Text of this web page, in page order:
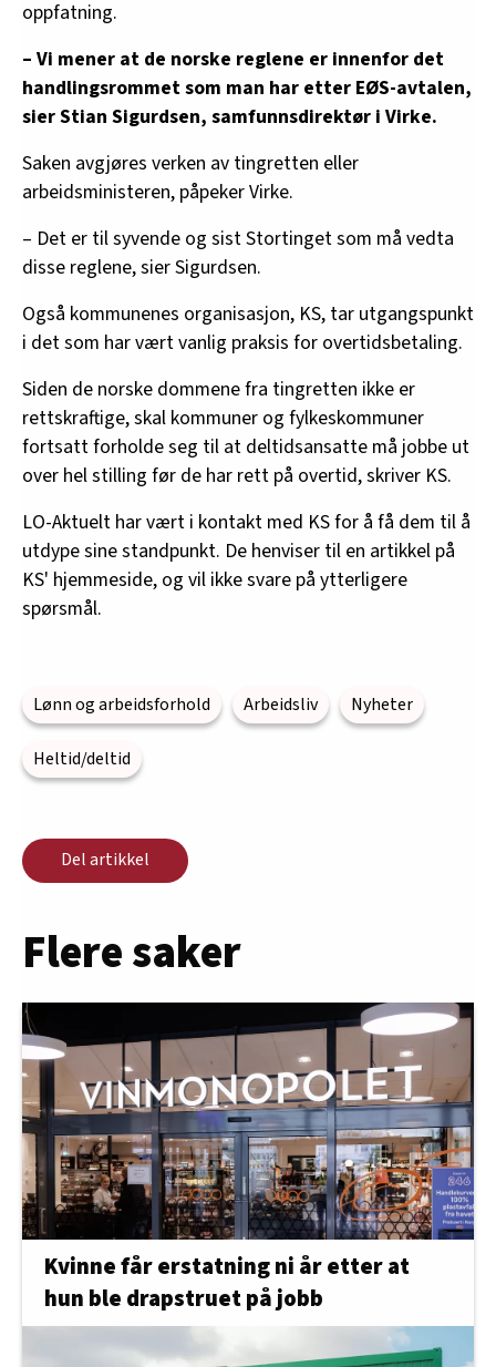
oppfatning.
– Vi mener at de norske reglene er innenfor det
handlingsrommet som man har etter EØS-avtalen,
sier Stian Sigurdsen, samfunnsdirektør i Virke.
Saken avgjøres verken av tingretten eller
arbeidsministeren, påpeker Virke.
– Det er til syvende og sist Stortinget som må vedta
disse reglene, sier Sigurdsen.
Også kommunenes organisasjon, KS, tar utgangspunkt
i det som har vært vanlig praksis for overtidsbetaling.
Siden de norske dommene fra tingretten ikke er
rettskraftige, skal kommuner og fylkeskommuner
fortsatt forholde seg til at deltidsansatte må jobbe ut
over hel stilling før de har rett på overtid, skriver KS.
LO-Aktuelt har vært i kontakt med KS for å få dem til å
utdype sine standpunkt. De henviser til en artikkel på
KS' hjemmeside, og vil ikke svare på ytterligere
spørsmål.
Lønn og arbeidsforhold Arbeidsliv Nyheter
Heltid/deltid
Del artikkel
Flere saker
Kvinne får erstatning ni år etter at
hun ble drapstruet på jobb